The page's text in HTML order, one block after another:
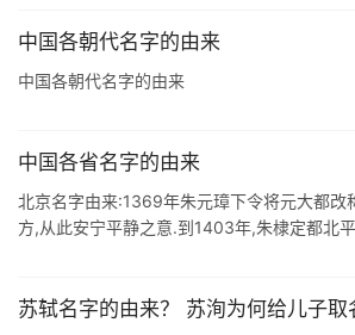
中国各朝代名字的由来
中国各朝代名字的由来
中国各省名字的由来
北京名字由来:1369年朱元璋下令将元大都改
方,从此安宁平静之意.到1403年,朱棣定都北
苏轼名字的由来？ 苏洵为何给儿子取